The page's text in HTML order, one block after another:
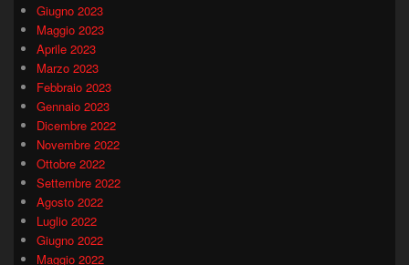
Giugno 2023
Maggio 2023
Aprile 2023
Marzo 2023
Febbraio 2023
Gennaio 2023
Dicembre 2022
Novembre 2022
Ottobre 2022
Settembre 2022
Agosto 2022
Luglio 2022
Giugno 2022
Maggio 2022